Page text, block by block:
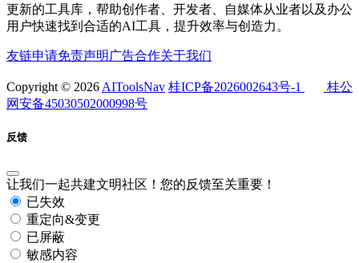
更新的工具库，帮助创作者、开发者、自媒体从业者以及办公
用户快速找到合适的AI工具，提升效率与创造力。
友链申请免责声明 广告合作关于我们
Copyright © 2026 AIToolsNav 桂ICP备2026002643号-1
桂公
网安备45030502000998号
反馈
让我们一起共建文明社区！您的反馈至关重要！
已失效
重定向&变更
已屏蔽
敏感内容